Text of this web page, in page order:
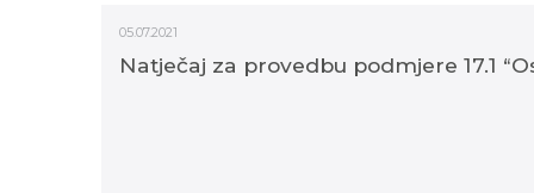
05.07.2021
Natječaj za provedbu podmjere 17.1